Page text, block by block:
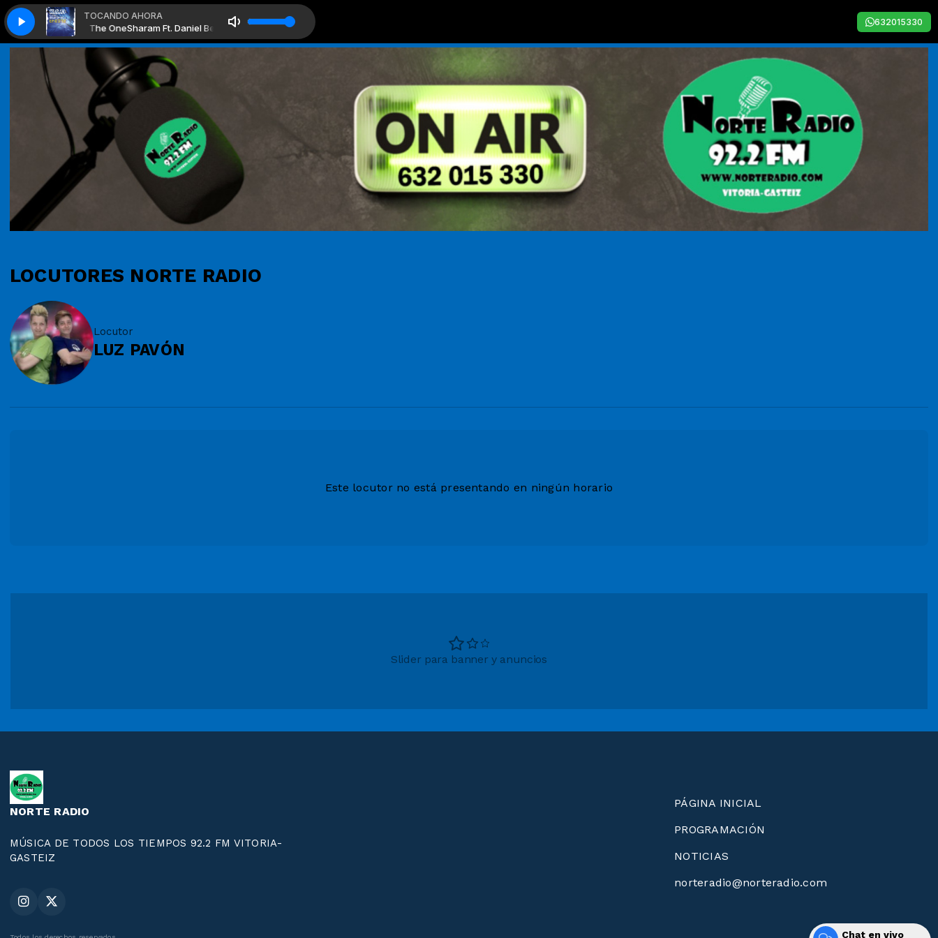
TOCANDO AHORA
Bedingfield - The OneSharam Ft. Daniel Bedingfield - The One
632015330
LOCUTORES NORTE RADIO
Locutor
LUZ PAVÓN
Este locutor no está presentando en ningún horario
Slider para banner y anuncios
NORTE RADIO
MÚSICA DE TODOS LOS TIEMPOS 92.2 FM VITORIA-
GASTEIZ
PÁGINA INICIAL
PROGRAMACIÓN
NOTICIAS
norteradio@norteradio.com
Chat en vivo